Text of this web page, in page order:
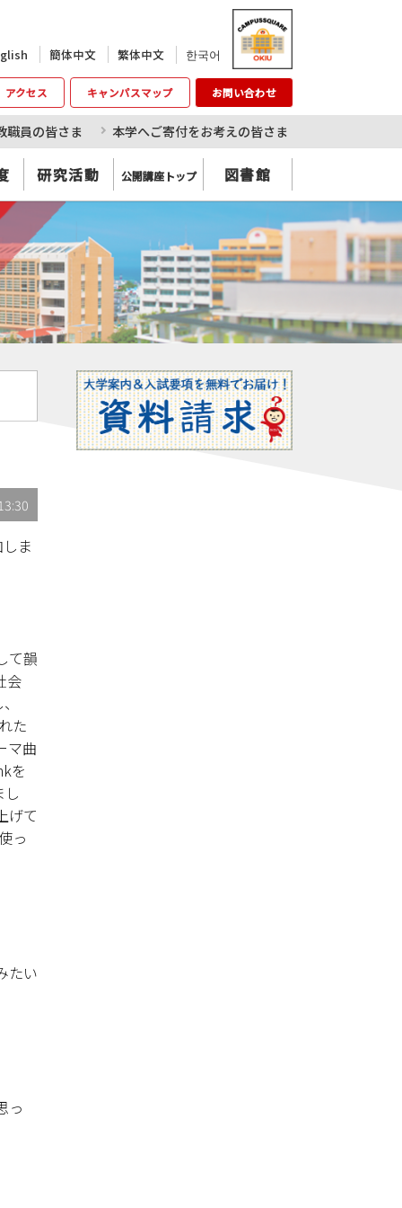
簡体中文 繁体中文 한국어
アクセス キャンパスマップ お問い合わせ
職員の皆さま 本学へご寄付をお考えの皆さま
研究活動 公開講座トップ 図書館
ま
て韻
会
た
マ曲
を
げて
っ
たい
っ